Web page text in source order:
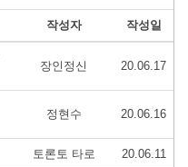
작성자 작성일
장인정신 20.06.17
정현수 20.06.16
토론토 타로 20.06.11